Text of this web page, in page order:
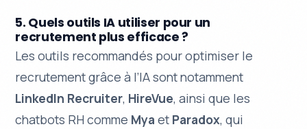
5. Quels outils IA utiliser pour un
recrutement plus efficace ?
Les outils recommandés pour optimiser le
recrutement grâce à l’IA sont notamment
LinkedIn Recruiter, HireVue, ainsi que les
chatbots RH comme Mya et Paradox, qui